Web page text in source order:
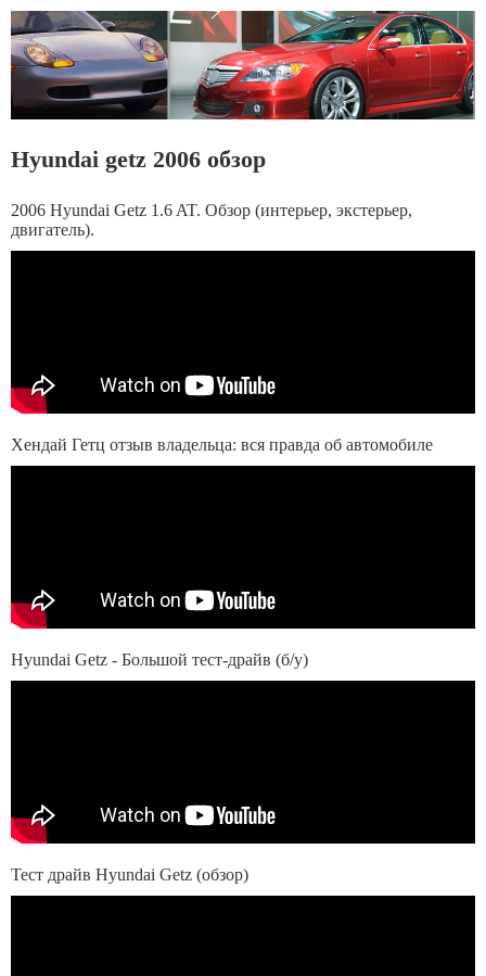
Hyundai getz 2006 обзор
2006 Hyundai Getz 1.6 AT. Обзор (интерьер, экстерьер,
двигатель).
Хендай Гетц отзыв владельца: вся правда об автомобиле
Hyundai Getz - Большой тест-драйв (б/у)
Тест драйв Hyundai Getz (обзор)